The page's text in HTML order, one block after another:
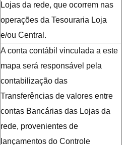
Lojas da rede, que ocorrem nas
operações da Tesouraria Loja
e/ou Central.
A conta contábil vinculada a este
mapa será responsável pela
contabilização das
Transferências de valores entre
contas Bancárias das Lojas da
rede, provenientes de
lançamentos do Controle